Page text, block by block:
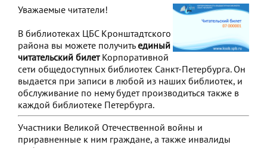
Уважаемые читатели!
В библиотеках ЦБС Кронштадтского
района вы можете получитьединый
читательский билетКорпоративной
сети общедоступных библиотек Санкт-Петербурга. Он
выдается при записи в любой из наших библиотек, и
обслуживание по нему будет производиться также в
каждой библиотеке Петербурга.
Участники Великой Отечественной войны и
приравненные к ним граждане, а также инвалиды